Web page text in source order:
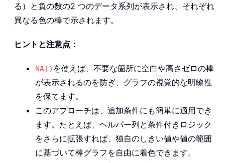
る）と負の数の2 つのデータ系列が表示され、それぞれ
異なる色の棒で示されます。
ヒントと注意点：
NA() を使えば、不要な箇所に空白や高さゼロの棒
が表示されるのを防ぎ、グラフの視覚的な明瞭性
を保てます。
このアプローチは、追加条件にも簡単に適用でき
ます。たとえば、ヘルパー列と条件付きロジック
をさらに拡張すれば、独自のしきい値や値の範囲
に基づいて棒グラフを自由に着色できます。